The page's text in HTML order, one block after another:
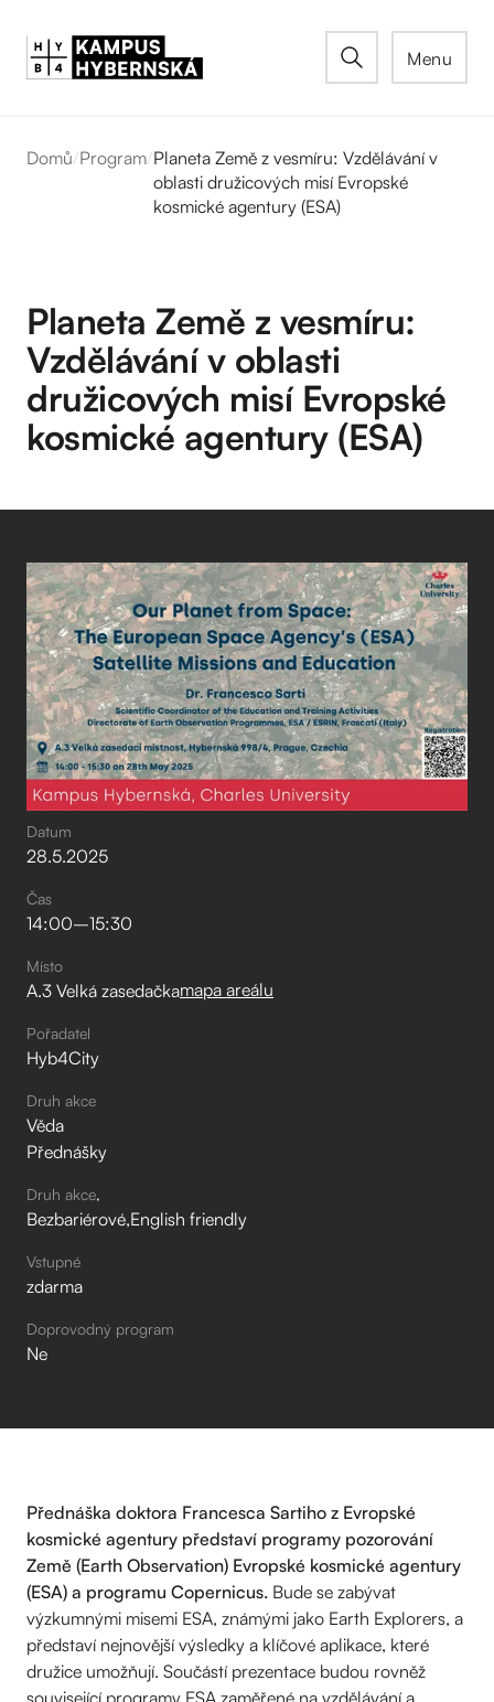
Menu
Domů/Program/Planeta Země z vesmíru: Vzdělávání v
oblasti družicových misí Evropské
kosmické agentury (ESA)
Planeta Země z vesmíru:
Vzdělávání v oblasti
družicových misí Evropské
kosmické agentury (ESA)
Datum
28.5.2025
Čas
14:00–⁠15:30
Místo
A.3 Velká zasedačkamapa areálu
Pořadatel
Hyb4City
Druh akce
Věda
Přednášky
Druh akce
Bezbariérové English friendly
Vstupné
zdarma
Doprovodný program
Ne
Přednáška doktora Francesca Sartiho z Evropské
kosmické agentury představí programy pozorování
Země (Earth Observation) Evropské kosmické agentury
(ESA) a programu Copernicus. Bude se zabývat
výzkumnými misemi ESA, známými jako Earth Explorers, a
představí nejnovější výsledky a klíčové aplikace, které
družice umožňují. Součástí prezentace budou rovněž
související programy ESA zaměřené na vzdělávání a